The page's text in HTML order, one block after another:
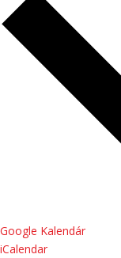
Google Kalendár
iCalendar